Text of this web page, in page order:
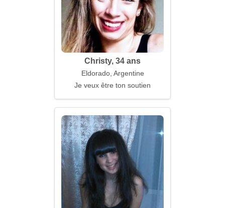
Christy, 34 ans
Eldorado, Argentine
Je veux être ton soutien